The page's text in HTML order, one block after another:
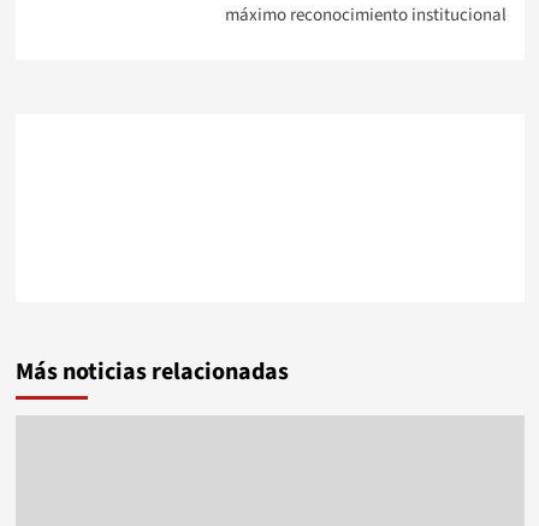
máximo reconocimiento institucional
Más noticias relacionadas